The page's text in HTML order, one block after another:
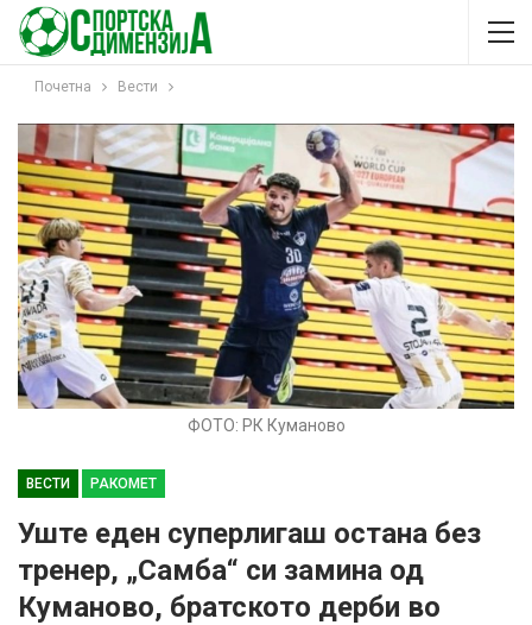
Почетна Вести
ФОТО: РК Куманово
ВЕСТИ РАКОМЕТ
Уште еден суперлигаш остана без
тренер, „Самба“ си замина од
Куманово, братското дерби во